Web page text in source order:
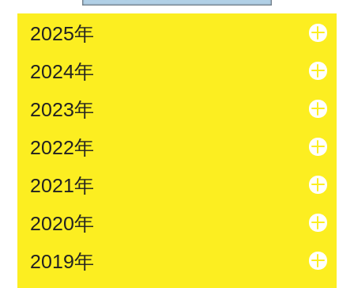
2025年
2024年
2023年
2022年
2021年
2020年
2019年